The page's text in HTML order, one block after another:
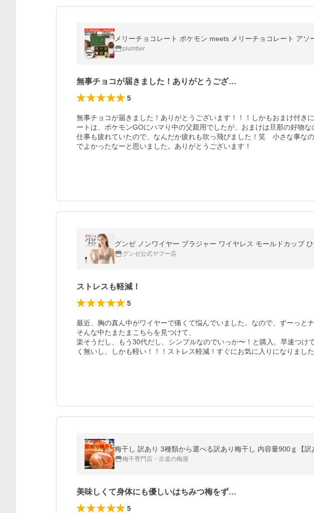
メリーチョコレート ポケモン meets メリーチョコレート ア
plumber
無事チョコが届きました！ありがとうござ…
5
無事チョコが届きました！ありがとうございます！！！しかもおまけ付き
ートは、ポケモンGOにハマり中の父親用でしたが、おまけは旦那の好物な
仕事も疲れていたので、なんだか疲れも吹っ飛びました！笑　小さな事な
でよかったなーと思いました。ありがとうございます！
グンゼ ノンワイヤー ブラジャー ワイヤレス モールドカップ
グンゼ公式ヤフー店
ストレスも軽減！
5
最近、胸の真ん中がワイヤーで痛くて悩んでいました。なので、ずーっと
そんな中たまたまこちらを見つけて、
楽そうだし、もう30代だし、シンプルなのでいっか〜！と購入。早速つけ
く無いし、しかも軽い！！！ストレス軽減！すぐにお気に入りになりまし
梅干し 訳あり 3種類から選べる訳あり梅干し 内容量900ｇ【訳
梅干専門店・古道の梅屋
美味しくて身体にも優しいはちみつ梅をず…
5